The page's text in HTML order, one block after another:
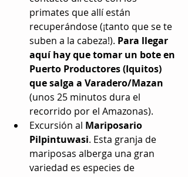
primates que allí están
recuperándose (¡tanto que se te
suben a la cabeza!). Para llegar
aquí hay que tomar un bote en
Puerto Productores (Iquitos)
que salga a Varadero/Mazan
(unos 25 minutos dura el
recorrido por el Amazonas).
Excursión al Mariposario
Pilpintuwasi. Esta granja de
mariposas alberga una gran
variedad es especies de